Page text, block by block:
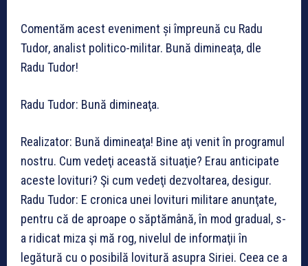
Comentăm acest eveniment și împreună cu Radu
Tudor, analist politico-militar. Bună dimineaţa, dle
Radu Tudor!
Radu Tudor: Bună dimineaţa.
Realizator: Bună dimineaţa! Bine aţi venit în programul
nostru. Cum vedeţi această situaţie? Erau anticipate
aceste lovituri? Şi cum vedeţi dezvoltarea, desigur.
Radu Tudor: E cronica unei lovituri militare anunţate,
pentru că de aproape o săptămână, în mod gradual, s-
a ridicat miza şi mă rog, nivelul de informaţii în
legătură cu o posibilă lovitură asupra Siriei. Ceea ce a